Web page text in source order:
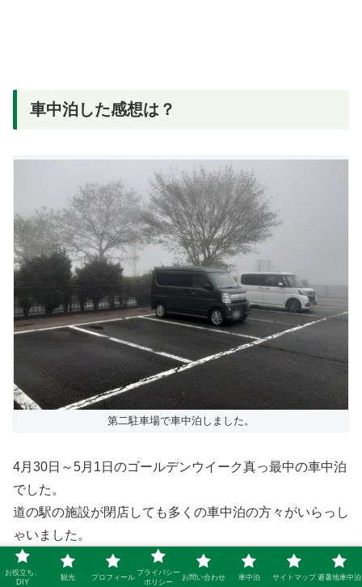
車中泊した感想は？
第二駐車場で車中泊しました。
4月30日～5月1日のゴールデンウイーク真っ最中の車中泊
でした。
道の駅の施設が閉店しても多くの車中泊の方々がいらっし
ゃいました。
夜は騒音に悩まされることなく、快適に眠ることができま
お役立ち、
DIY
観光 プロフィール
プライバシー
ポリシー
お問い合わせ 車中泊 サイトマップ 避暑地車中泊